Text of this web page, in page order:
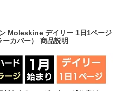
Moleskine デイリー 1日1ページ
カバー） 商品説明